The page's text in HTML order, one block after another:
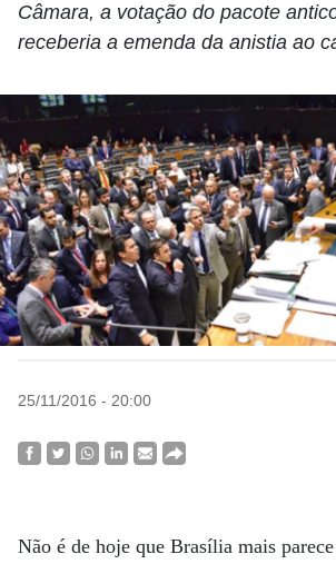
Câmara, a votação do pacote
receberia a emenda da anistia ao
25/11/2016 - 20:00
Não é de hoje que Brasília mais